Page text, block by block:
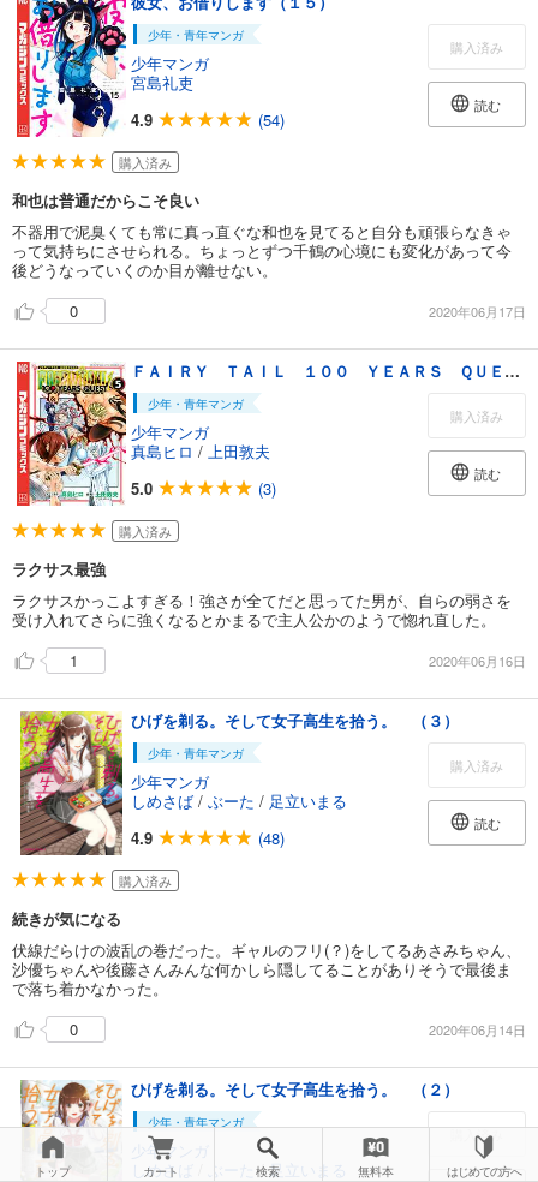
少年・青年マンガ
少年マンガ
宮島礼吏
4.9
(54)
購入済み
読む
購入済み
和也は普通だからこそ良い
不器用で泥臭くても常に真っ直ぐな和也を見てると自分も頑張らなきゃ
って気持ちにさせられる。ちょっとずつ千鶴の心境にも変化があって今
後どうなっていくのか目が離せない。
0
2020年06月17日
ＦＡＩＲＹ ＴＡＩＬ １００ ＹＥＡＲＳ ＱＵＥＳＴ（５）
少年・青年マンガ
少年マンガ
真島ヒロ / 上田敦夫
5.0
(3)
購入済み
読む
購入済み
ラクサス最強
ラクサスかっこよすぎる！強さが全てだと思ってた男が、自らの弱さを
受け入れてさらに強くなるとかまるで主人公かのようで惚れ直した。
1
2020年06月16日
ひげを剃る。そして女子高生を拾う。 （３）
少年・青年マンガ
少年マンガ
しめさば / ぶーた / 足立いまる
4.9
(48)
購入済み
読む
購入済み
続きが気になる
伏線だらけの波乱の巻だった。ギャルのフリ(？)をしてるあさみちゃん、
沙優ちゃんや後藤さんみんな何かしら隠してることがありそうで最後ま
で落ち着かなかった。
0
2020年06月14日
ひげを剃る。そして女子高生を拾う。 （２）
少年・青年マンガ
少年マンガ
しめさば
/足立いまる
購入済み
トップ カート 検索 無料本 はじめての方へ